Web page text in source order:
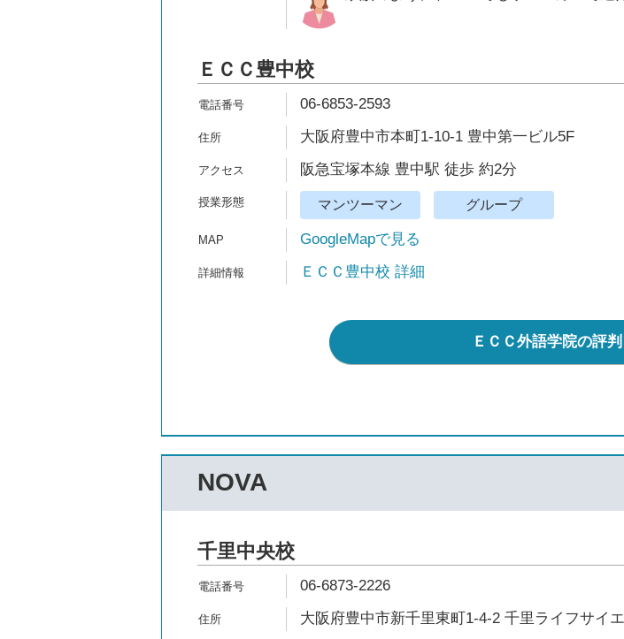
ＥＣＣ豊中校
06-6853-2593
大阪府豊中市本町1-10-1 豊中第一ビル5F
阪急宝塚本線 豊中駅 徒歩 約2分
マンツーマン グループ
GoogleMapで見る
ＥＣＣ豊中校 詳細
ＥＣＣ外語学院の評
NOVA
千里中央校
06-6873-2226
大阪府豊中市新千里東町1-4-2 千里ライフサイ